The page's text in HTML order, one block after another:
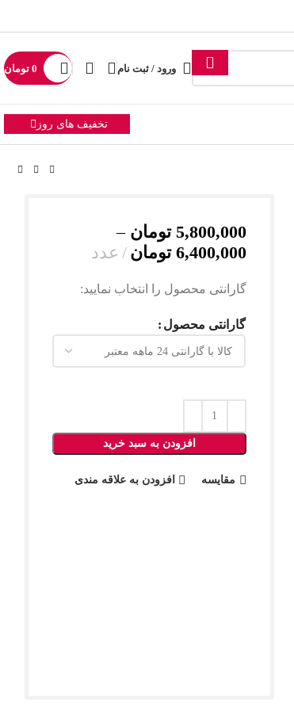
ورود / ثبت نام 0 تومان
تخفیف های روز
5,800,000 تومان –
6,400,000 تومان عدد
گارانتی محصول را انتخاب نمایید:
گارانتی محصول
افزودن به سبد خرید
مقایسه افزودن به علاقه مندی